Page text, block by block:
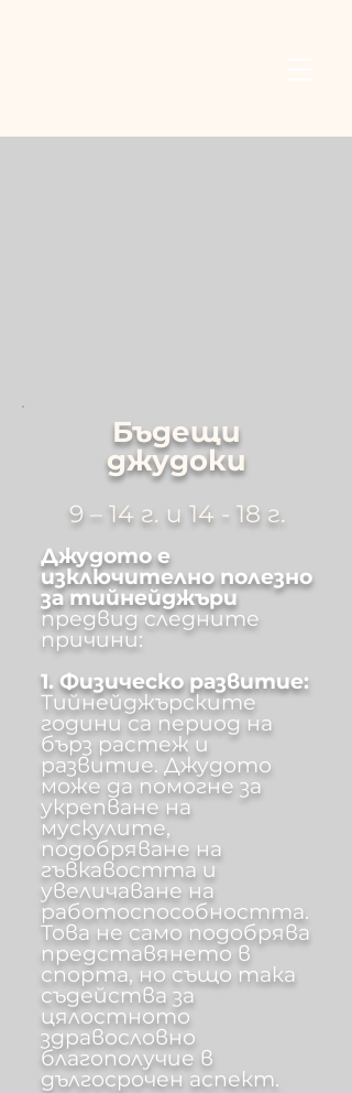
Бъдещи
джудоки
9 – 14 г. и 14 - 18 г.
Джудото е
изключително полезно
за тийнейджъри
предвид следните
причини:
1. Физическо развитие:
Тийнейджърските
години са период на
бърз растеж и
развитие. Джудото
може да помогне за
укрепване на
мускулите,
подобряване на
гъвкавостта и
увеличаване на
работоспособността.
Това не само подобрява
представянето в
спорта, но също така
съдейства за
цялостното
здравословно
благополучие в
дългосрочен аспект.